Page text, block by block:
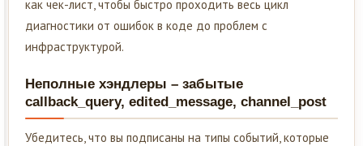
как чек-лист, чтобы быстро проходить весь цикл
диагностики от ошибок в коде до проблем с
инфраструктурой.
Неполные хэндлеры – забытые
callback_query, edited_message, channel_post
Убедитесь, что вы подписаны на типы событий, которые